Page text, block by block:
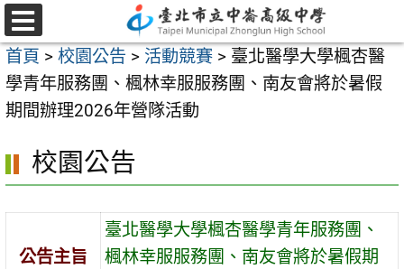
跳
至
主
要
內
區
選
單
首頁 > 校園公告 > 活動競賽 > 臺北醫學大學楓杏醫
學青年服務團、楓林幸服服務團、南友會將於暑假
期間辦理2026年營隊活動
校園公告
公告主旨
臺北醫學大學楓杏醫學青年服務團、
楓林幸服服務團、南友會將於暑假期